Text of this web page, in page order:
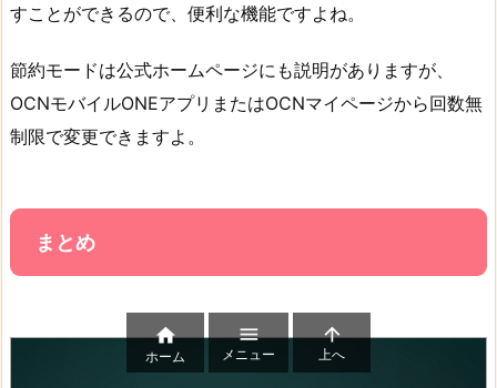
すことができるので、便利な機能ですよね。
節約モードは公式ホームページにも説明がありますが、
OCNモバイルONEアプリまたはOCNマイページから回数無
制限で変更できますよ。
まとめ

ホーム

メニュー

上へ